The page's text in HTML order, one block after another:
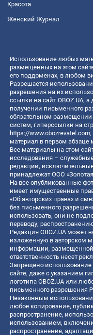
Красота
Женский Журнал
Использование любых
размещенных на этом
его поддоменах, в любом
Разрешается
разрешения на их
ссылки на сайт OBOZ.UA,
получении письменного
обязательном
систем, гиперссылки на
https://www.obozrevatel.com
материал в первом абзаце
Все материалы на этом
исследования –
редакции,
принадлежат ООО
На все опубликованные
имеет имущественные
«Об авторских правах и
без письменного
использовать, они не
переводу,
Редакция OBOZ.UA может
изложенную в авторском
информации,
ответственность несет
Запрещено
сайте, даже с указанием
логотипа OBOZ.UA или
письменного разрешения
Незаконным
любое копирование,
распространение,
использованием,
распространение,